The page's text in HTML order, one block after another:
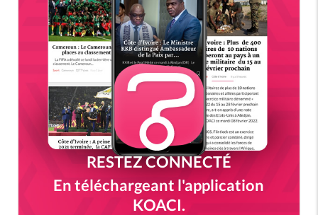
RESTEZ CONNECTÉ
En téléchargeant l'application
KOACI.